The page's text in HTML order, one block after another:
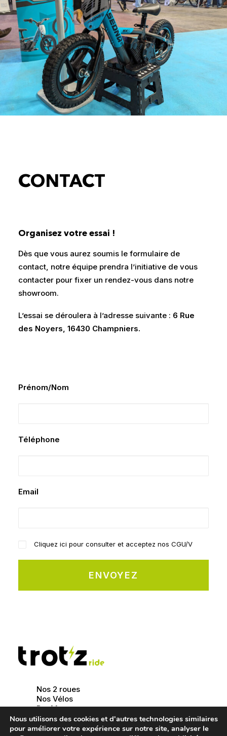
CONTACT
Organisez votre essai !
Dès que vous aurez soumis le formulaire de
contact, notre équipe prendra l’initiative de vous
contacter pour fixer un rendez-vous dans notre
showroom.
L’essai se déroulera à l’adresse suivante : 6 Rue
des Noyers, 16430 Champniers.
Prénom/Nom
Téléphone
Email
Cliquez ici pour consulter et acceptez nos CGU/V
Nos 2 roues
Nos Vélos
Par Marques
Nos Pièces & Accessoires
Equipements
Nous utilisons des cookies et d'autres technologies similaires
pour améliorer votre expérience sur notre site, analyser le